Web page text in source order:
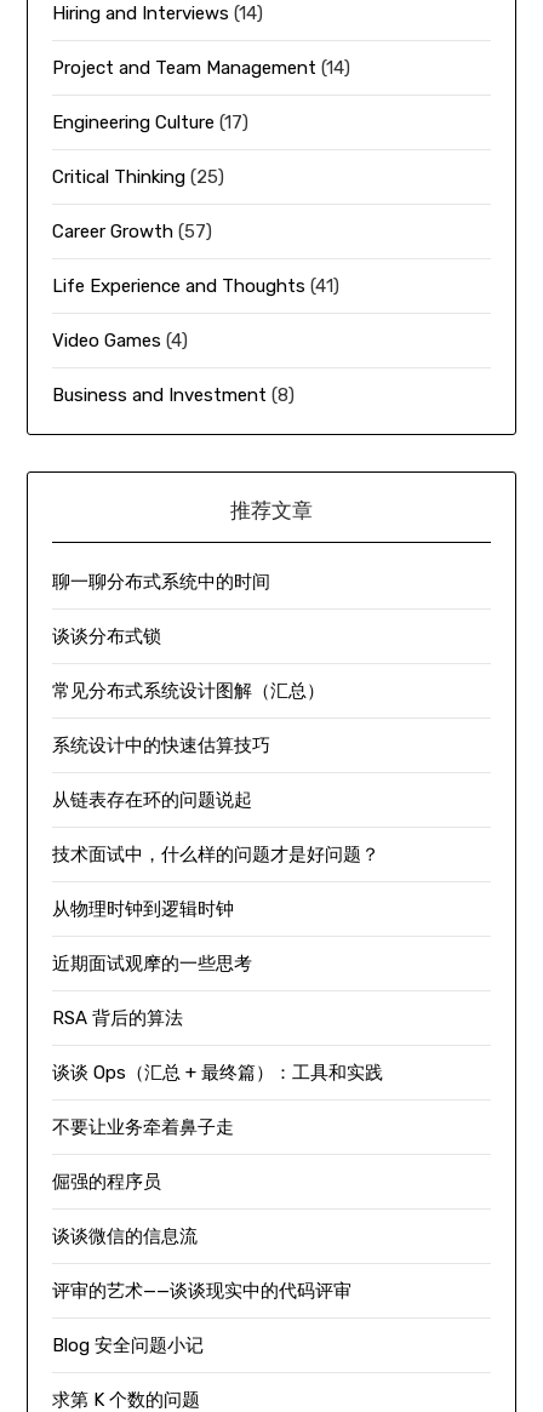
Hiring and Interviews (14)
Project and Team Management (14)
Engineering Culture (17)
Critical Thinking (25)
Career Growth (57)
Life Experience and Thoughts (41)
Video Games (4)
Business and Investment (8)
推荐文章
聊一聊分布式系统中的时间
谈谈分布式锁
常见分布式系统设计图解（汇总）
系统设计中的快速估算技巧
从链表存在环的问题说起
技术面试中，什么样的问题才是好问题？
从物理时钟到逻辑时钟
近期面试观摩的一些思考
RSA 背后的算法
谈谈 Ops（汇总 + 最终篇）：工具和实践
不要让业务牵着鼻子走
倔强的程序员
谈谈微信的信息流
评审的艺术——谈谈现实中的代码评审
Blog 安全问题小记
求第 K 个数的问题